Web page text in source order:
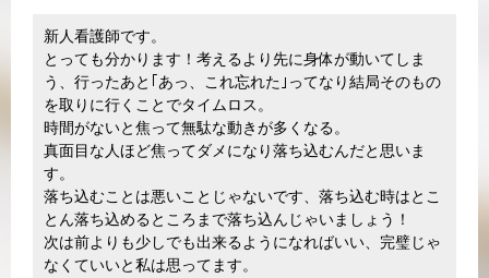
新人看護師です。
とっても分かります！考えるより先に身体が動いてしま
う、行ったあと｢あっ、これ忘れた｣ってなり結局そのもの
を取りに行くことでタイムロス。
時間がないと焦って無駄な動きが多くなる。
真面目な人ほど焦ってダメになり落ち込むんだと思いま
す。
落ち込むことは悪いことじゃないです、落ち込む時はとこ
とん落ち込めるところまで落ち込んじゃいましょう！
次は前よりも少しでも出来るようになればいい、完璧じゃ
なくていいと私は思ってます。